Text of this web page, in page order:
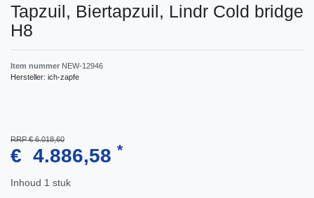
Tapzuil, Biertapzuil, Lindr Cold bridge
H8
Item nummer NEW-12946
Hersteller: ich-zapfe
RRP € 6.018,60
€ 4.886,58 *
Inhoud 1 stuk